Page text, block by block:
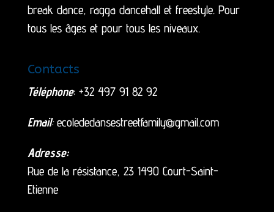
break dance, ragga dancehall et freestyle. Pour
tous les âges et pour tous les niveaux.
Contacts
Téléphone: +32 497 91 82 92
Email:ecolededansestreetfamily@gmail.com
Adresse:
Rue de la résistance, 23 1490 Court-Saint-
Etienne